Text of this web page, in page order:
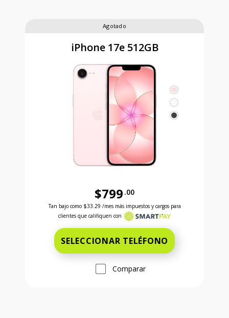
Agotado
iPhone 17e 512GB
$799 .00
Antes el precio era 799 dollars and 00 cents
Tan bajo como $33.29 /mes más impuestos y cargos para
clientes que califiquen con
SELECCIONAR TELÉFONO
Comparar